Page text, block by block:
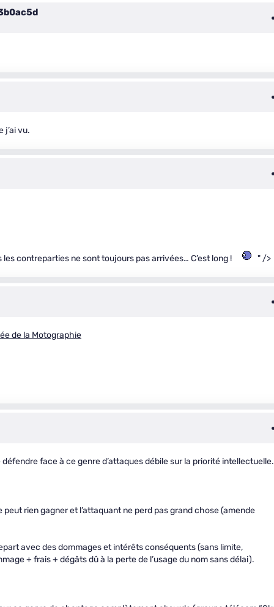
j’ai vu.
contreparties ne sont toujours pas arrivées… C’est long ! " />
de la Motographie
face à ce genre d’attaques débile sur la priorité intellectuelle.
rien gagner et l’attaquant ne perd pas grand chose (amende
avec des dommages et intérêts conséquents (sans limite,
+ frais + dégâts dû à la perte de l’usage du nom sans délai).